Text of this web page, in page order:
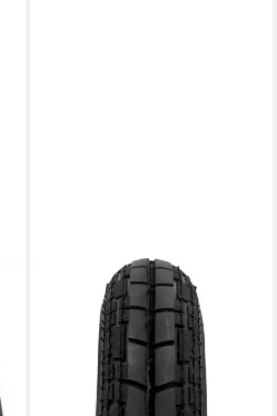
Fahrradreifen Fischer
Fahrradreifen (12 1/2 x 2 1/4
lieferbar - in 3-4 Werktagen bei dir